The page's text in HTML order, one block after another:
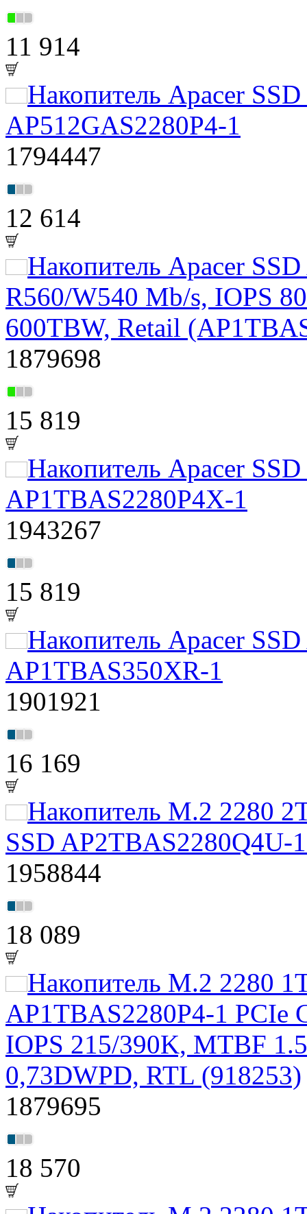
11 914
Накопитель Apacer
AP512GAS2280P4-1
1794447
12 614
Накопитель Apacer
R560/W540 Mb/s, IOPS
600TBW, Retail
1879698
15 819
Накопитель Apacer
AP1TBAS2280P4X-1
1943267
15 819
Накопитель Apacer
AP1TBAS350XR-1
1901921
16 169
Накопитель M.2 2280
SSD AP2TBAS2280Q4U-
1958844
18 089
Накопитель M.2 2280
AP1TBAS2280P4-1 PCIe
IOPS 215/390K, MTBF
0,73DWPD, RTL (918253)
1879695
18 570